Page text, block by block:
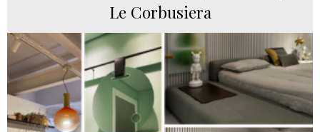
Le Corbusiera